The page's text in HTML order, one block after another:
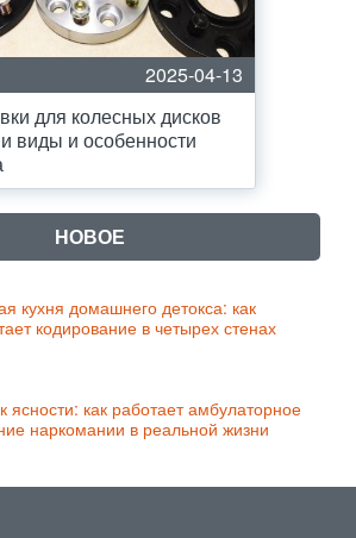
2025-04-13
для колесных дисков
виды и особенности
НОВОЕ
кухня домашнего детокса: как
кодирование в четырех стенах
ясности: как работает амбулаторное
наркомании в реальной жизни